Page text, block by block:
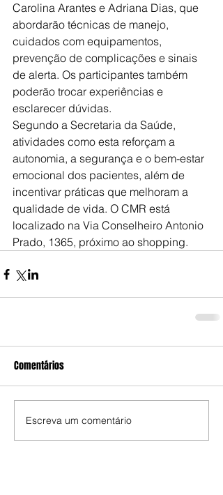
Carolina Arantes e Adriana Dias, que
abordarão técnicas de manejo,
cuidados com equipamentos,
prevenção de complicações e sinais
de alerta. Os participantes também
poderão trocar experiências e
esclarecer dúvidas.
Segundo a Secretaria da Saúde,
atividades como esta reforçam a
autonomia, a segurança e o bem-estar
emocional dos pacientes, além de
incentivar práticas que melhoram a
qualidade de vida. O CMR está
localizado na Via Conselheiro Antonio
Prado, 1365, próximo ao shopping.
Comentários
Escreva um comentário